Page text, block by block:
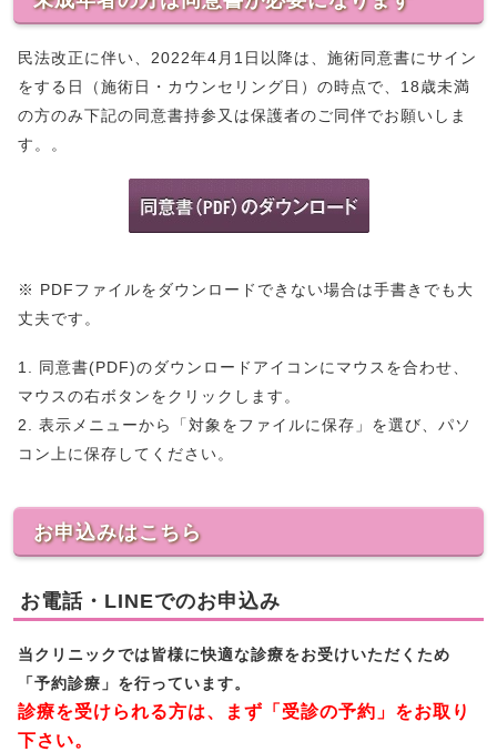
民法改正に伴い、2022年4月1日以降は、施術同意書にサイン
をする日（施術日・カウンセリング日）の時点で、18歳未満
の方のみ下記の同意書持参又は保護者のご同伴でお願いしま
す。。
※ PDFファイルをダウンロードできない場合は手書きでも大
丈夫です。
1. 同意書(PDF)のダウンロードアイコンにマウスを合わせ、
マウスの右ボタンをクリックします。
2. 表示メニューから「対象をファイルに保存」を選び、パソ
コン上に保存してください。
お申込みはこちら
お電話・LINEでのお申込み
当クリニックでは皆様に快適な診療をお受けいただくため
「予約診療」を行っています。
診療を受けられる方は、まず「受診の予約」をお取り
下さい。